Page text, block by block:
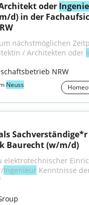
oder
d) in der
nächst­möglichen
/ Architekten oder
NRW
Neuss
Sachverständige*r
Baurecht (w/m/d)
elektrotechnischer
Ingenieur Kenntnisse